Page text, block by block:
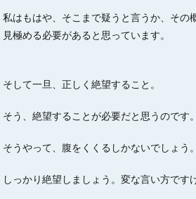
私はもはや、そこまで疑うと言うか、その
見極める必要があると思っています。
そして一旦、正しく絶望すること。
そう、絶望することが必要だと思うのです。
そうやって、腹をくくるしかないでしょう。
しっかり絶望しましょう。変な言い方です